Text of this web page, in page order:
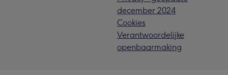
december 2024
Cookies
Verantwoordelijke
openbaarmaking